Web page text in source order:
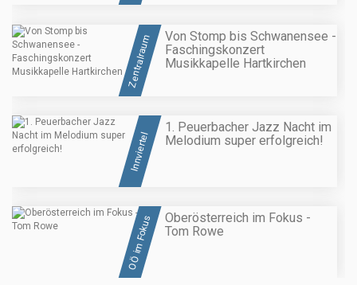
Zentralraum
Von Stomp bis Schwanensee -
Faschingskonzert
Musikkapelle Hartkirchen
Innviertel
1. Peuerbacher Jazz Nacht im
Melodium super erfolgreich!
OÖ im Fokus
Oberösterreich im Fokus -
Tom Rowe